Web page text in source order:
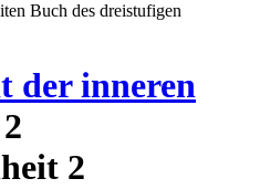
Buch des dreistufigen
der inneren
2